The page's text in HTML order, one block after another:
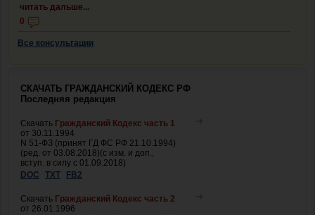
читать дальше...
0
Все консультации
СКАЧАТЬ ГРАЖДАНСКИЙ КОДЕКС РФ
Последняя редакция
Скачать Гражданский Кодекс часть 1
от 30.11.1994
N 51-ФЗ (принят ГД ФС РФ 21.10.1994)
(ред. от 03.08.2018)(с изм. и доп.,
вступ. в силу с 01.09.2018)
DOC
TXT FB2
Скачать Гражданский Кодекс часть 2
от 26.01.1996